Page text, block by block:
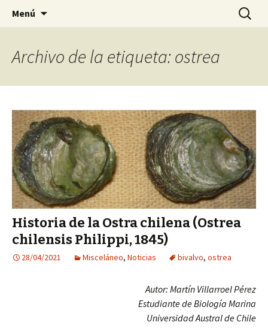
SMACH
Sociedad Malacológica de Chile
Menú Buscar:
Archivo de la etiqueta: ostrea
Historia de la Ostra chilena (Ostrea
chilensis Philippi, 1845)
28/04/2021 Misceláneo, Noticias bivalvo, ostrea
Autor: Martín Villarroel Pérez
Estudiante de Biología Marina
Universidad Austral de Chile